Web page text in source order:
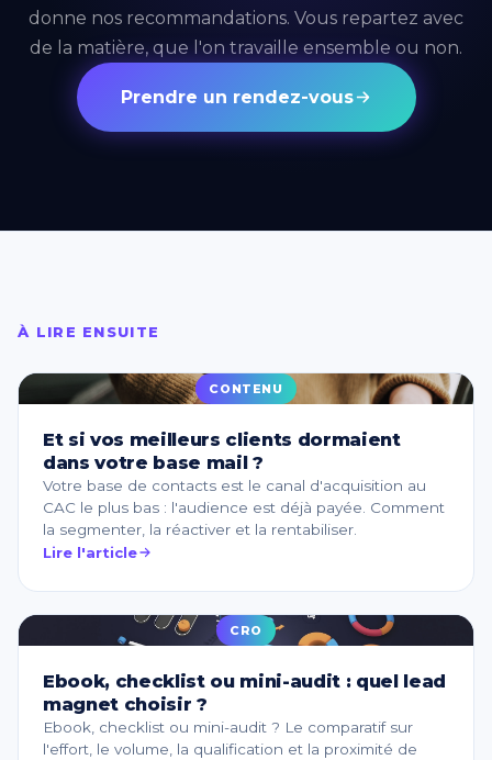
donne nos recommandations. Vous repartez avec
de la matière, que l'on travaille ensemble ou non.
Prendre un rendez-vous
À LIRE ENSUITE
CONTENU
Et si vos meilleurs clients dormaient
dans votre base mail ?
Votre base de contacts est le canal d'acquisition au
CAC le plus bas : l'audience est déjà payée. Comment
la segmenter, la réactiver et la rentabiliser.
Lire l'article
CRO
Ebook, checklist ou mini-audit : quel lead
magnet choisir ?
Ebook, checklist ou mini-audit ? Le comparatif sur
l'effort, le volume, la qualification et la proximité de